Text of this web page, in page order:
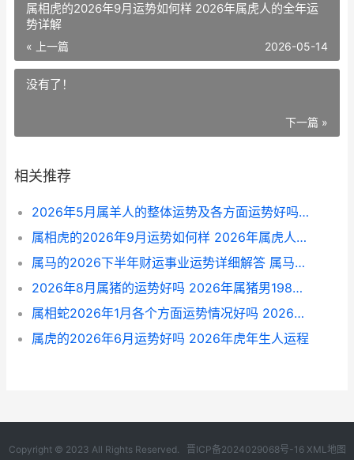
属相虎的2026年9月运势如何样 2026年属虎人的全年运
势详解
« 上一篇 2026-05-14
没有了！
下一篇 »
相关推荐
2026年5月属羊人的整体运势及各方面运势好吗 2026年生肖羊
属相虎的2026年9月运势如何样 2026年属虎人的全年运势详解
属马的2026下半年财运事业运势详细解答 属马人在2026年运势
2026年8月属猪的运势好吗 2026年属猪男1983全年运势
属相蛇2026年1月各个方面运势情况好吗 2026年属蛇的人的全年运势
属虎的2026年6月运势好吗 2026年虎年生人运程
Copyright © 2023 All Rights Reserved. 晋ICP备2024029068号-16 XML地图